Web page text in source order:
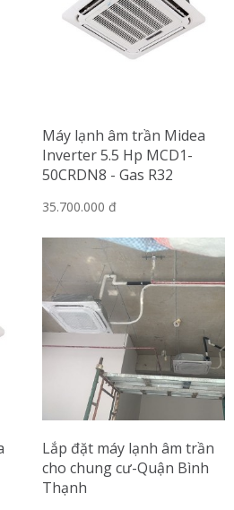
Máy lạnh âm trần Midea
Inverter 5.5 Hp MCD1-
50CRDN8 - Gas R32
35.700.000 đ
Lắp đặt máy lạnh âm trần
cho chung cư-Quận Bình
Thạnh